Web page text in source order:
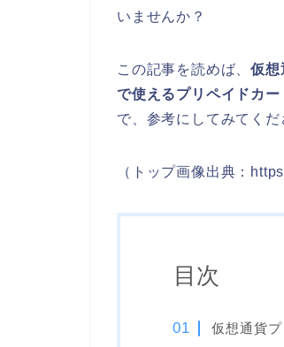
いませんか？
この記事を読めば、仮想
で使えるプリペイドカ
で、参考にしてみてくだ
（トップ画像出典：
目次
仮想通貨